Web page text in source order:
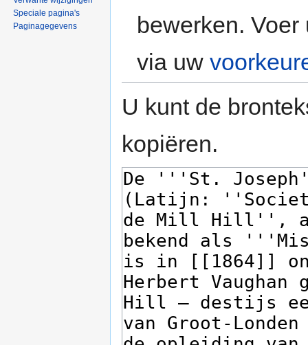
bewerken.
via uw
U kunt de
kopiëren.
Speciale pagina's
Paginagegevens